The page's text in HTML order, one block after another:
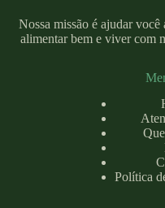
Nossa missão é ajudar
alimentar bem e viver com
Política